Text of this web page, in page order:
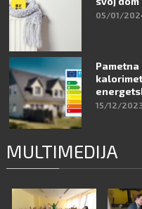
05/01/
15/12/
MULTIMEDIJA